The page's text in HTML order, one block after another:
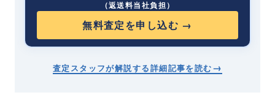
（返送料当社負担）
無料査定を申し込む →
査定スタッフが解説する詳細記事を読む→